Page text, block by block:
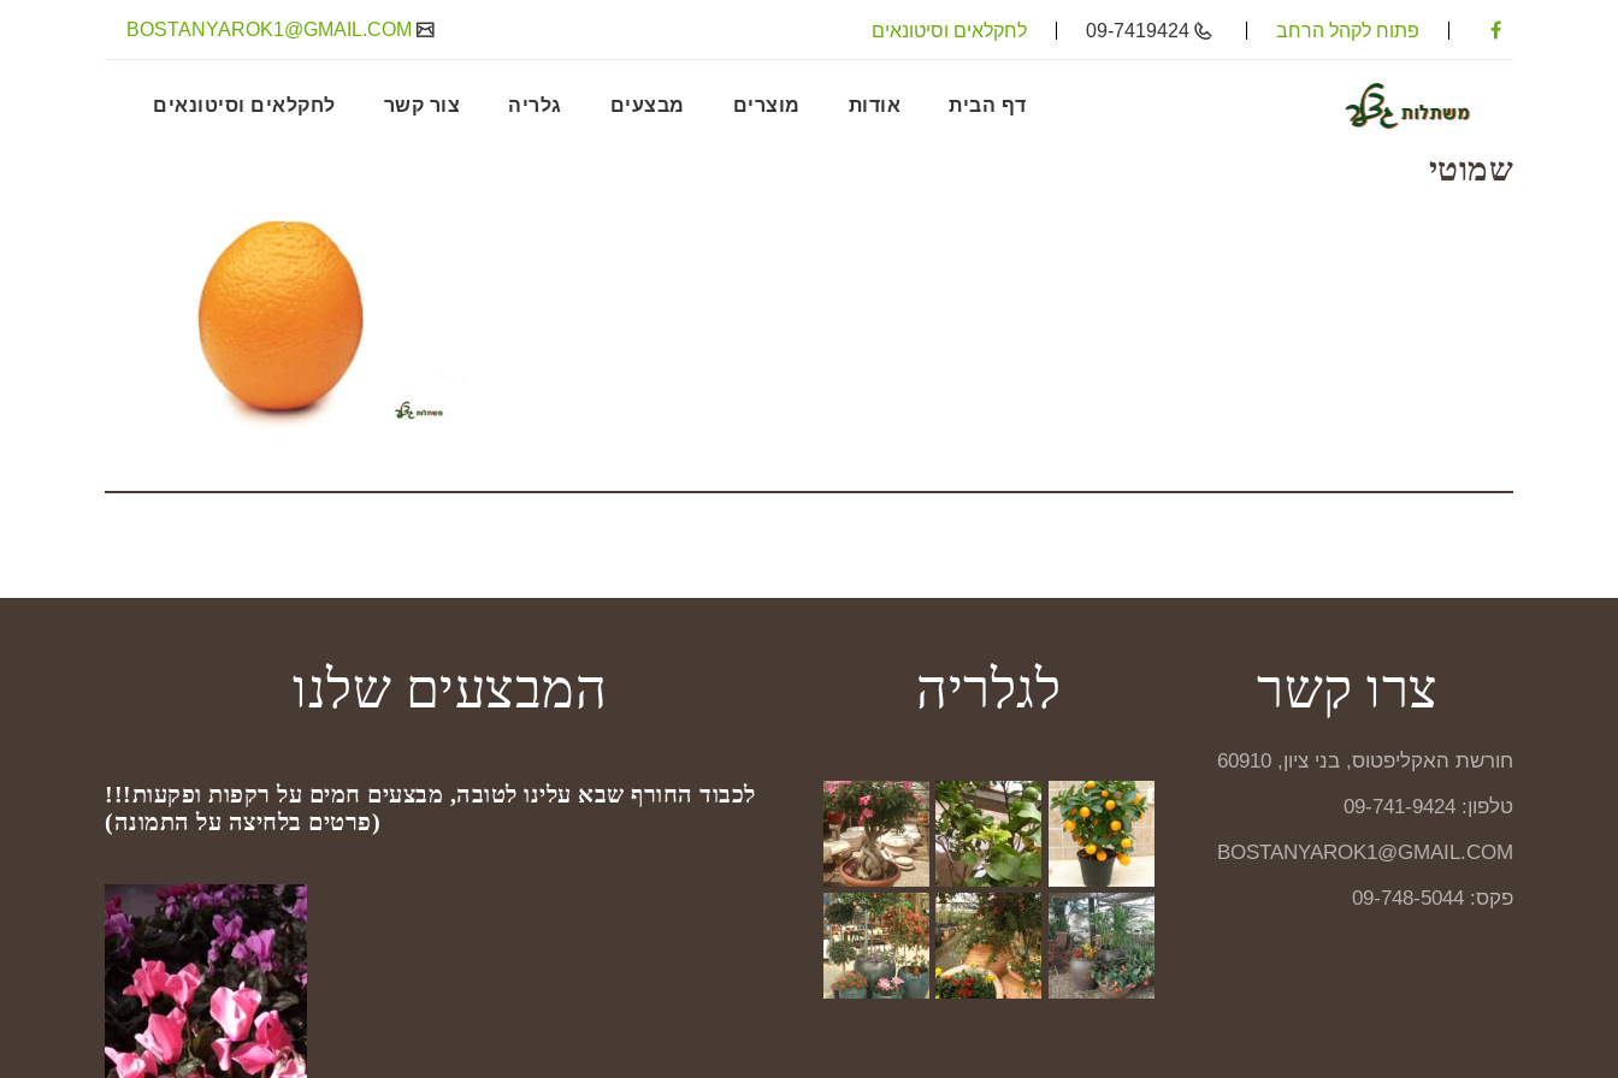
פתוח לקהל הרחב לחקלאים וסיטונאים
לחקלאים וסיטונאים צור קשר גלריה מבצעים מוצרים אודות דף הבית
שמוטי
המבצעים שלנו
לכבוד החורף שבא עלינו לטובה, מבצעים חמים על רקפות ופקעות!!!
(פרטים בלחיצה על התמונה)
לגלריה צרו קשר
חורשת האקליפטוס, בני ציון, 60910
טלפון: 09-741-9424
BOSTANYAROK1@GMAIL.COM
פקס: 09-748-5044